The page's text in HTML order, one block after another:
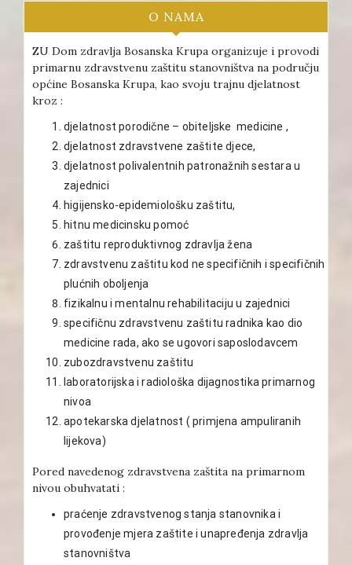
O NAMA
ZU Dom zdravlja Bosanska Krupa organizuje i provodi
primarnu zdravstvenu zaštitu stanovništva na području
općine Bosanska Krupa, kao svoju trajnu djelatnost
kroz :
djelatnost porodične – obiteljske medicine ,
djelatnost zdravstvene zaštite djece,
djelatnost polivalentnih patronažnih sestara u
zajednici
higijensko-epidemiološku zaštitu,
hitnu medicinsku pomoć
zaštitu reproduktivnog zdravlja žena
zdravstvenu zaštitu kod ne specifičnih i specifičnih
plućnih oboljenja
fizikalnu i mentalnu rehabilitaciju u zajednici
specifičnu zdravstvenu zaštitu radnika kao dio
medicine rada, ako se ugovori saposlodavcem
zubozdravstvenu zaštitu
laboratorijska i radiološka dijagnostika primarnog
nivoa
apotekarska djelatnost ( primjena ampuliranih
lijekova)
Pored navedenog zdravstvena zaštita na primarnom
nivou obuhvatati :
praćenje zdravstvenog stanja stanovnika i
provođenje mjera zaštite i unapređenja zdravlja
stanovništva